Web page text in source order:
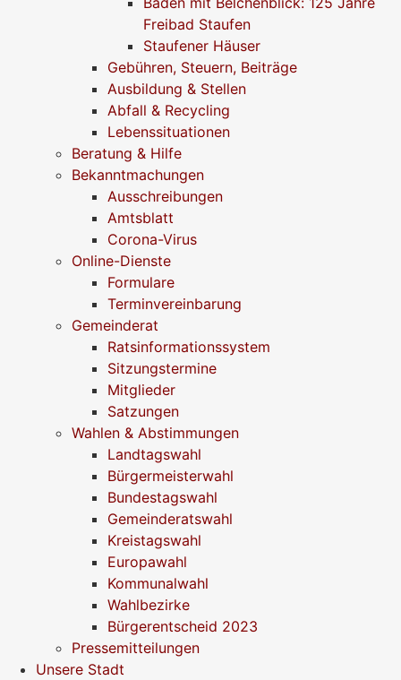
Freibad Staufen
Staufener Häuser
Gebühren, Steuern, Beiträge
Ausbildung & Stellen
Abfall & Recycling
Lebenssituationen
Beratung & Hilfe
Bekanntmachungen
Ausschreibungen
Amtsblatt
Corona-Virus
Online-Dienste
Formulare
Terminvereinbarung
Gemeinderat
Ratsinformationssystem
Sitzungstermine
Mitglieder
Satzungen
Wahlen & Abstimmungen
Landtagswahl
Bürgermeisterwahl
Bundestagswahl
Gemeinderatswahl
Kreistagswahl
Europawahl
Kommunalwahl
Wahlbezirke
Bürgerentscheid 2023
Pressemitteilungen
Unsere Stadt